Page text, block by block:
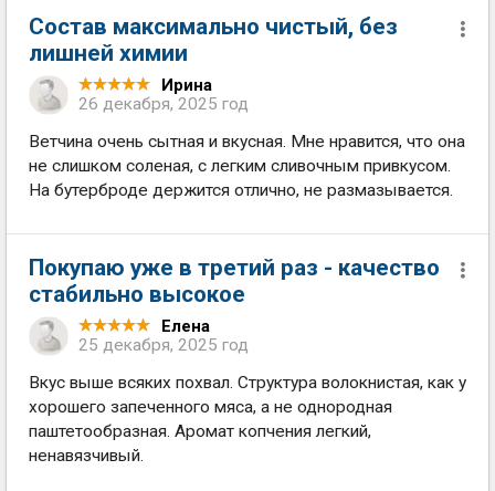
Состав максимально чистый, без
лишней химии
Ирина
26 декабря, 2025 год
Ветчина очень сытная и вкусная. Мне нравится, что она
не слишком соленая, с легким сливочным привкусом.
На бутерброде держится отлично, не размазывается.
Покупаю уже в третий раз - качество
стабильно высокое
Елена
25 декабря, 2025 год
Вкус выше всяких похвал. Структура волокнистая, как у
хорошего запеченного мяса, а не однородная
паштетообразная. Аромат копчения легкий,
ненавязчивый.